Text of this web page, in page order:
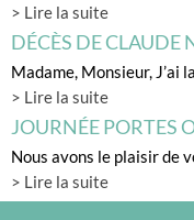
> Lire la suite
DÉCÈS DE CLAUDE
Madame, Monsieur, J’ai
> Lire la suite
JOURNÉE PORTES
Nous avons le plaisir de
> Lire la suite